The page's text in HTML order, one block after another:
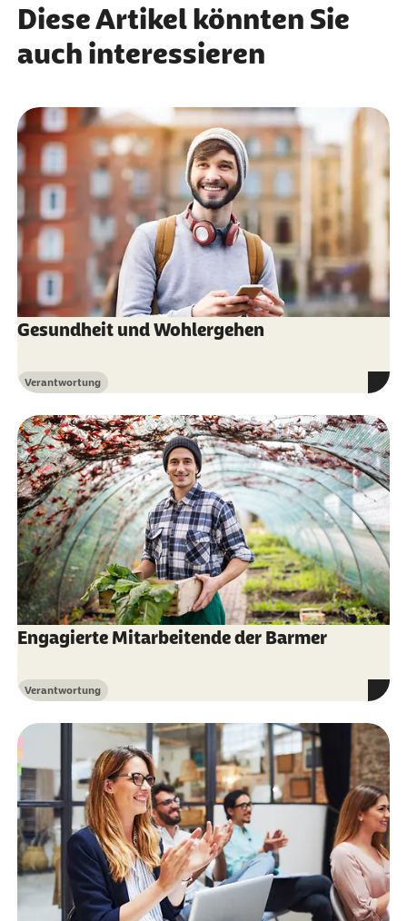
Weiterlesen
Barmer zum Unternehmensziel Nachhaltigkeit bei.
Weiterlesen
Diese Artikel könnten Sie
auch interessieren
Gesundheit und Wohlergehen
Kategorie
Verantwortung
Engagierte Mitarbeitende der Barmer
Kategorie
Verantwortung